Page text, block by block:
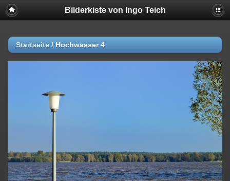
Bilderkiste von Ingo Teich
Startseite / Hochwasser 4